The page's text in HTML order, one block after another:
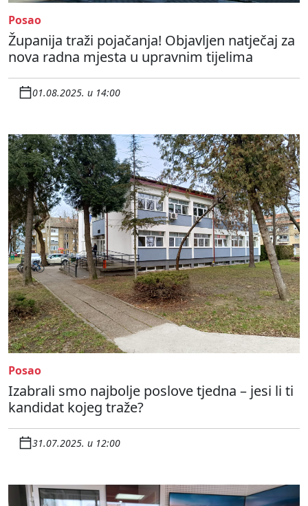
Posao
Županija traži pojačanja! Objavljen natječaj za
nova radna mjesta u upravnim tijelima
01.08.2025. u 14:00
Posao
Izabrali smo najbolje poslove tjedna – jesi li ti
kandidat kojeg traže?
31.07.2025. u 12:00